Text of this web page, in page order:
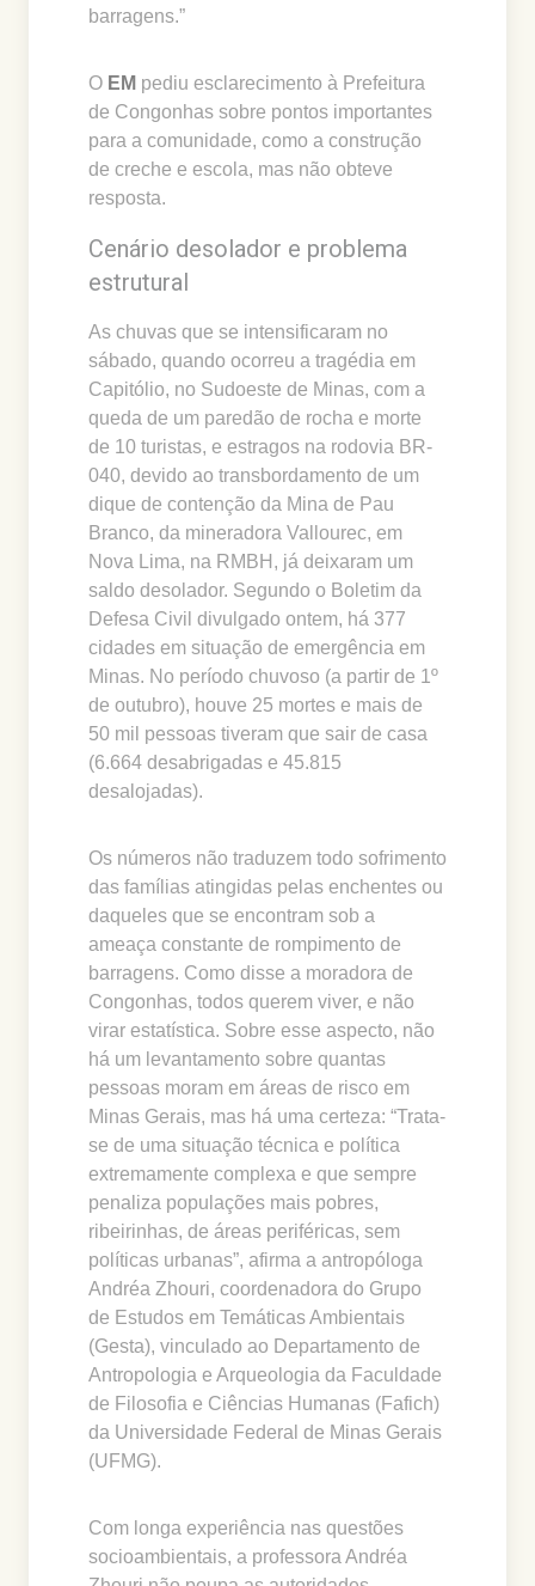
barragens.”
O EM pediu esclarecimento à Prefeitura
de Congonhas sobre pontos importantes
para a comunidade, como a construção
de creche e escola, mas não obteve
resposta.
Cenário desolador e problema
estrutural
As chuvas que se intensificaram no
sábado, quando ocorreu a tragédia em
Capitólio, no Sudoeste de Minas, com a
queda de um paredão de rocha e morte
de 10 turistas, e estragos na rodovia BR-
040, devido ao transbordamento de um
dique de contenção da Mina de Pau
Branco, da mineradora Vallourec, em
Nova Lima, na RMBH, já deixaram um
saldo desolador. Segundo o Boletim da
Defesa Civil divulgado ontem, há 377
cidades em situação de emergência em
Minas. No período chuvoso (a partir de 1º
de outubro), houve 25 mortes e mais de
50 mil pessoas tiveram que sair de casa
(6.664 desabrigadas e 45.815
desalojadas).
Os números não traduzem todo sofrimento
das famílias atingidas pelas enchentes ou
daqueles que se encontram sob a
ameaça constante de rompimento de
barragens. Como disse a moradora de
Congonhas, todos querem viver, e não
virar estatística. Sobre esse aspecto, não
há um levantamento sobre quantas
pessoas moram em áreas de risco em
Minas Gerais, mas há uma certeza: “Trata-
se de uma situação técnica e política
extremamente complexa e que sempre
penaliza populações mais pobres,
ribeirinhas, de áreas periféricas, sem
políticas urbanas”, afirma a antropóloga
Andréa Zhouri, coordenadora do Grupo
de Estudos em Temáticas Ambientais
(Gesta), vinculado ao Departamento de
Antropologia e Arqueologia da Faculdade
de Filosofia e Ciências Humanas (Fafich)
da Universidade Federal de Minas Gerais
(UFMG).
Com longa experiência nas questões
socioambientais, a professora Andréa